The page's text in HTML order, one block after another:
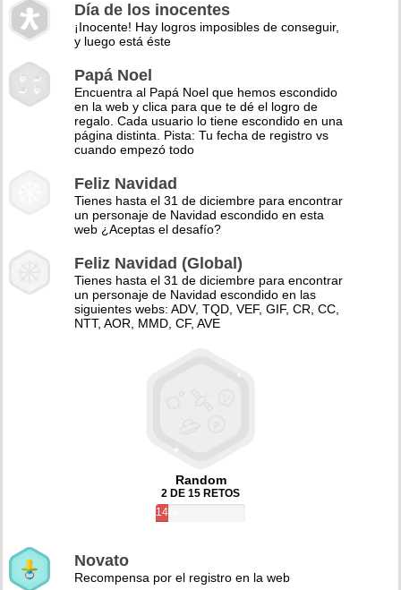
Día de los inocentes
¡Inocente! Hay logros imposibles de conseguir,
y luego está éste
Papá Noel
Encuentra al Papá Noel que hemos escondido
en la web y clica para que te dé el logro de
regalo. Cada usuario lo tiene escondido en una
página distinta. Pista: Tu fecha de registro vs
cuando empezó todo
Feliz Navidad
Tienes hasta el 31 de diciembre para encontrar
un personaje de Navidad escondido en esta
web ¿Aceptas el desafío?
Feliz Navidad (Global)
Tienes hasta el 31 de diciembre para encontrar
un personaje de Navidad escondido en las
siguientes webs: ADV, TQD, VEF, GIF, CR, CC,
NTT, AOR, MMD, CF, AVE
Random
2 DE 15 RETOS
14%
Novato
Recompensa por el registro en la web